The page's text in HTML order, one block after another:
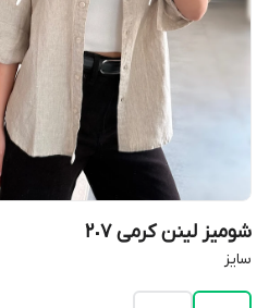
شومیز لینن کرمی ٢٠٧
سايز